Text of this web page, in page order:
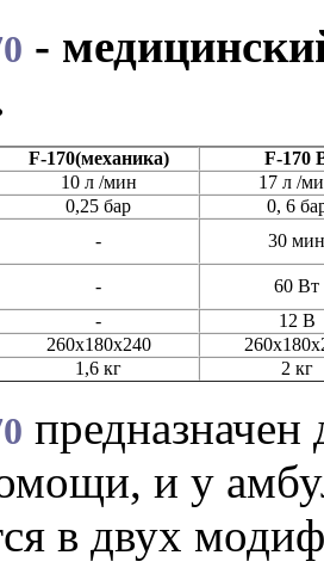
-
F-170(механика)
F-170
10 л /мин
17 л /
0,25 бар
0, 6
-
30 мин
-
60 Вт
-
12 В
260х180х240
1,6 кг 2 кг
предназначен
и у
в двух